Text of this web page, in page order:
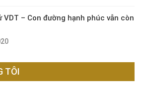
VDT – Con đường hạnh phúc vẫn còn
TÔI